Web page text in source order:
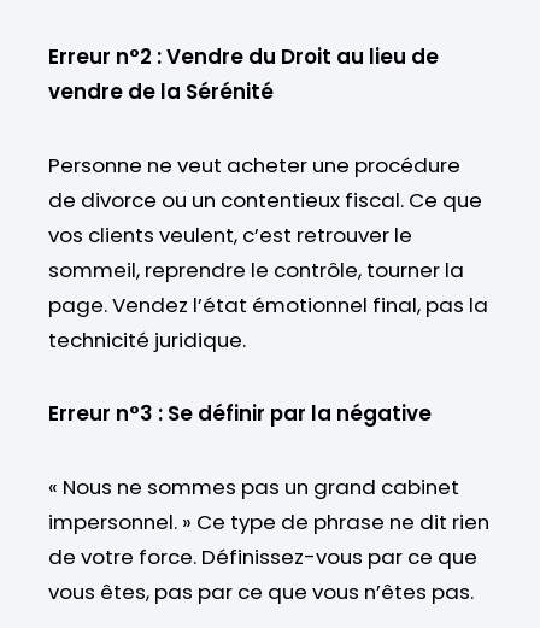
Erreur n°2 : Vendre du Droit au lieu de
vendre de la Sérénité
Personne ne veut acheter une procédure
de divorce ou un contentieux fiscal. Ce que
vos clients veulent, c’est retrouver le
sommeil, reprendre le contrôle, tourner la
page. Vendez l’état émotionnel final, pas la
technicité juridique.
Erreur n°3 : Se définir par la négative
« Nous ne sommes pas un grand cabinet
impersonnel. » Ce type de phrase ne dit rien
de votre force. Définissez-vous par ce que
vous êtes, pas par ce que vous n’êtes pas.